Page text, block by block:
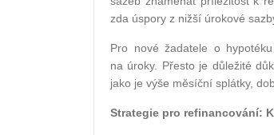
zda úspory z nižší úrokové
Pro nové žadatele o
na úroky. Přesto je důležité
jako je výše měsíční splátky,
Strategie pro refinancování: